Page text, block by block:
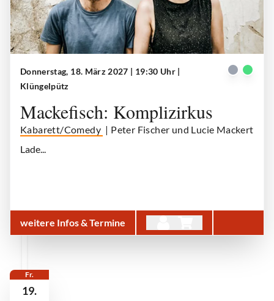
Donnerstag, 18. März 2027 | 19:30 Uhr |
Klüngelpütz
Mackefisch: Komplizirkus
Kabarett/Comedy | Peter Fischer und Lucie Mackert
Lade...
weitere Infos & Termine
Fr.
19.